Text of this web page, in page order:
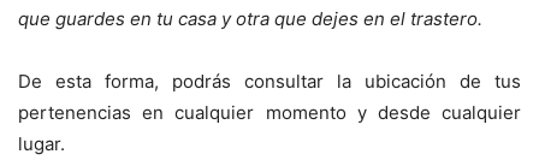
que guardes en tu casa y otra que dejes en el trastero.
De esta forma, podrás consultar la ubicación de tus
pertenencias en cualquier momento y desde cualquier
lugar.